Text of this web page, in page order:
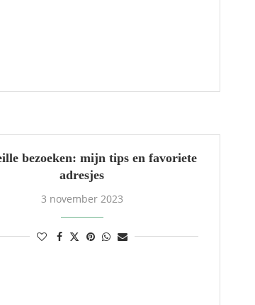
bezoeken: mijn tips en favoriete
adresjes
3 november 2023